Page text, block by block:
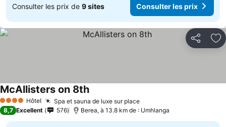
Consulter les prix de 9 sites Consulter les prix
Partager
4 Étoiles Hôtel Spa et sauna de luxe sur place
McAllisters on 8th
8,7 Excellent 576 Berea, à 13.8 km de : Umhlanga